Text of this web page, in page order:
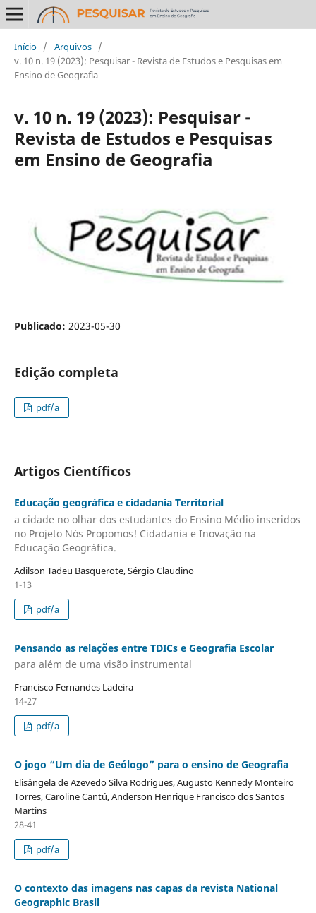
Início / Arquivos /
v. 10 n. 19 (2023): Pesquisar - Revista de Estudos e Pesquisas em
Ensino de Geografia
v. 10 n. 19 (2023): Pesquisar -
Revista de Estudos e Pesquisas
em Ensino de Geografia
Publicado: 2023-05-30
Edição completa
pdf/a
Artigos Científicos
Educação geográfica e cidadania Territorial
a cidade no olhar dos estudantes do Ensino Médio inseridos
no Projeto Nós Propomos! Cidadania e Inovação na
Educação Geográfica.
Adilson Tadeu Basquerote, Sérgio Claudino
1-13
pdf/a
Pensando as relações entre TDICs e Geografia Escolar
para além de uma visão instrumental
Francisco Fernandes Ladeira
14-27
pdf/a
O jogo “Um dia de Geólogo” para o ensino de Geografia
Elisângela de Azevedo Silva Rodrigues, Augusto Kennedy Monteiro
Torres, Caroline Cantú, Anderson Henrique Francisco dos Santos
Martins
28-41
pdf/a
O contexto das imagens nas capas da revista National
Geographic Brasil